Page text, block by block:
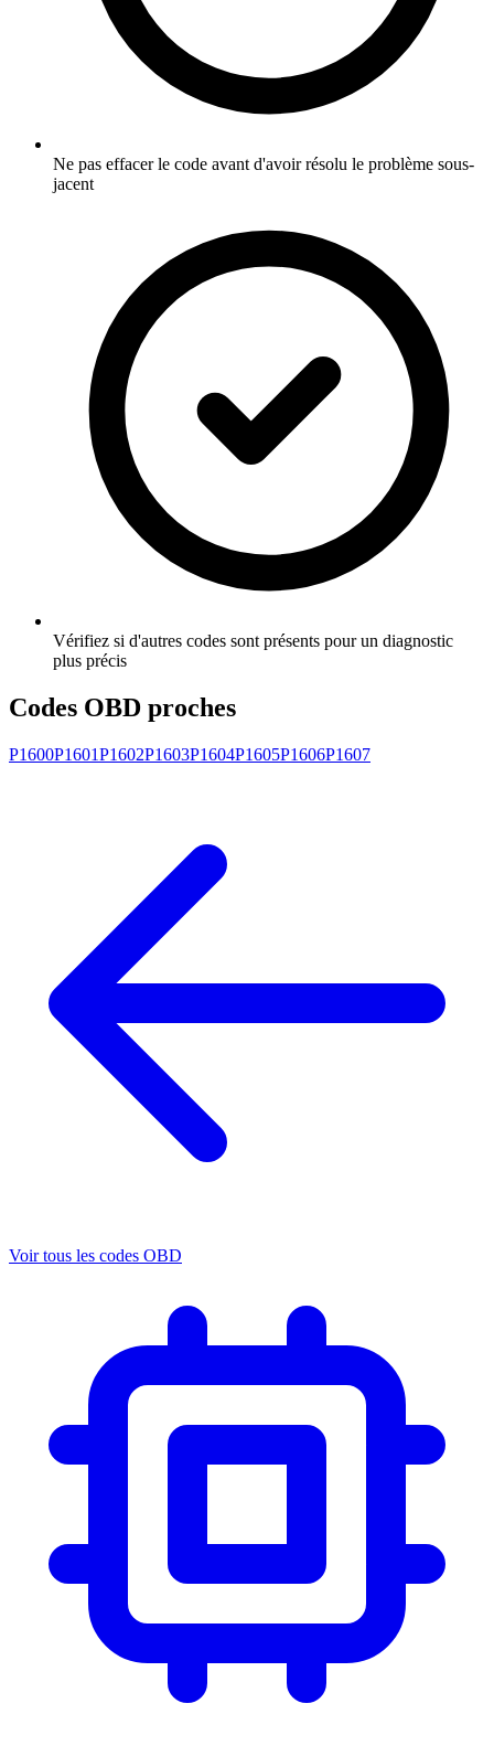
Ne pas effacer le code avant d'avoir résolu le problème sous-
jacent
Vérifiez si d'autres codes sont présents pour un diagnostic
plus précis
Codes OBD proches
P1600P1601P1602P1603P1604P1605P1606P1607
Voir tous les codes OBD